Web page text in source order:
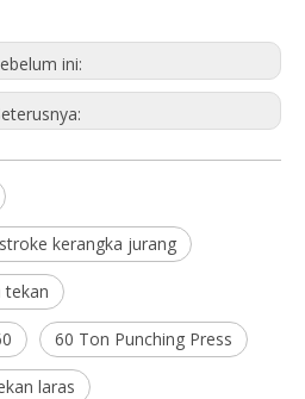
ini:
kerangka jurang
tekan
60 Ton Punching Press
laras